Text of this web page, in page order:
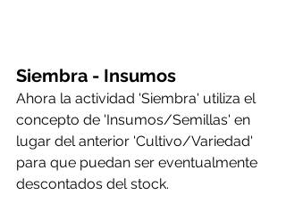
Siembra - Insumos
Ahora la actividad 'Siembra' utiliza el
concepto de 'Insumos/Semillas' en
lugar del anterior 'Cultivo/Variedad'
para que puedan ser eventualmente
descontados del stock.